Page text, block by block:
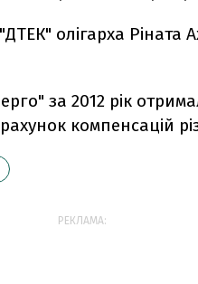
олігарха Ріната
за 2012 рік
компенсацій
РЕКЛАМА: